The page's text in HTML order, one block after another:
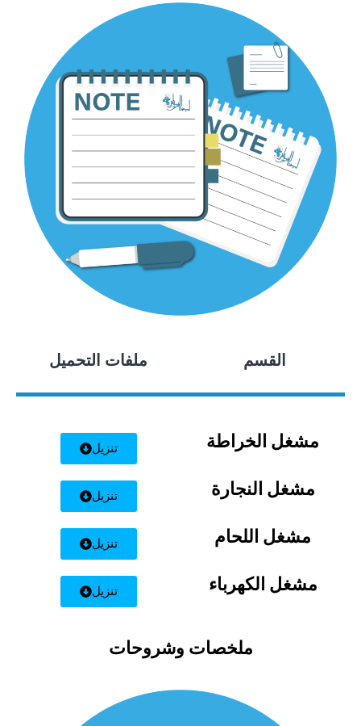
القسم ملفات التحميل
مشغل الخراطة تنزيل
مشغل النجارة تنزيل
مشغل اللحام تنزيل
مشغل الكهرباء تنزيل
ملخصات وشروحات